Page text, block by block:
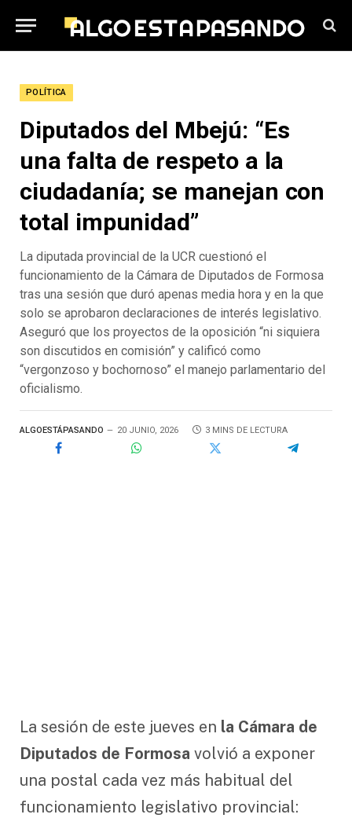
POLÍTICA
Diputados del Mbejú: “Es
una falta de respeto a la
ciudadanía; se manejan con
total impunidad”
La diputada provincial de la UCR cuestionó el
funcionamiento de la Cámara de Diputados de Formosa
tras una sesión que duró apenas media hora y en la que
solo se aprobaron declaraciones de interés legislativo.
Aseguró que los proyectos de la oposición “ni siquiera
son discutidos en comisión” y calificó como
“vergonzoso y bochornoso” el manejo parlamentario del
oficialismo.
ALGOESTÁPASANDO 20 JUNIO, 2026 3 MINS DE LECTURA
La sesión de este jueves en la Cámara de
Diputados de Formosa volvió a exponer
una postal cada vez más habitual del
funcionamiento legislativo provincial: